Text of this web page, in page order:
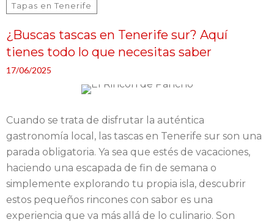
Tapas en Tenerife
¿Buscas tascas en Tenerife sur? Aquí
tienes todo lo que necesitas saber
17/06/2025
Cuando se trata de disfrutar la auténtica
gastronomía local, las tascas en Tenerife sur son una
parada obligatoria. Ya sea que estés de vacaciones,
haciendo una escapada de fin de semana o
simplemente explorando tu propia isla, descubrir
estos pequeños rincones con sabor es una
experiencia que va más allá de lo culinario. Son